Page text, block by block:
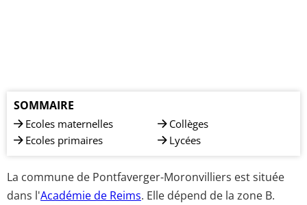
SOMMAIRE
Ecoles maternelles
Ecoles primaires
Collèges
Lycées
La commune de Pontfaverger-Moronvilliers est située
dans l'Académie de Reims. Elle dépend de la zone B.